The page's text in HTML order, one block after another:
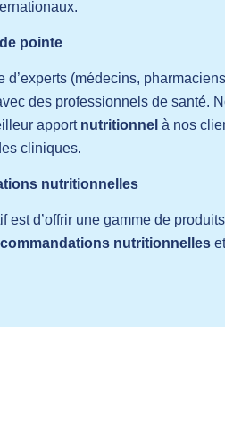
pointe
d’experts (médecins,
des professionnels de santé.
apport nutritionnel à nos
cliniques.
nutritionnelles
est d’offrir une gamme de
nutritionnelles